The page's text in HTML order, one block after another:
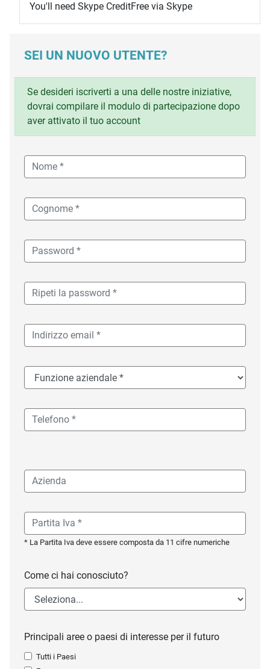
You'll need Skype CreditFree via Skype
SEI UN NUOVO UTENTE?
Se desideri iscriverti a una delle nostre iniziative,
dovrai compilare il modulo di partecipazione dopo
aver attivato il tuo account
* La Partita Iva deve essere composta da 11 cifre numeriche
Come ci hai conosciuto?
Principali aree o paesi di interesse per il futuro
Tutti i Paesi